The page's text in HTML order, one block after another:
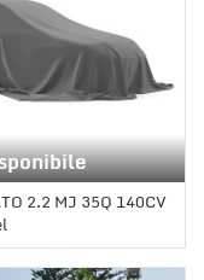
2.2 MJ 35Q 140CV
• Bianco